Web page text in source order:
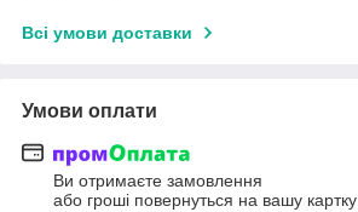
Всі умови доставки
Умови оплати
Ви отримаєте замовлення
або гроші повернуться на вашу картку